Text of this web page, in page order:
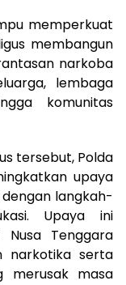
memperkuat
membangun
narkoba
lembaga
komunitas
tersebut, Polda
upaya
langkah-
Upaya ini
Nusa Tenggara
narkotika serta
merusak masa